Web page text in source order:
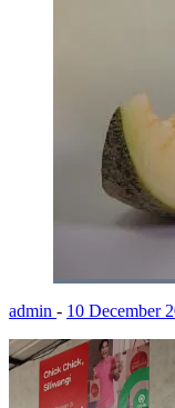
admin - 10 December